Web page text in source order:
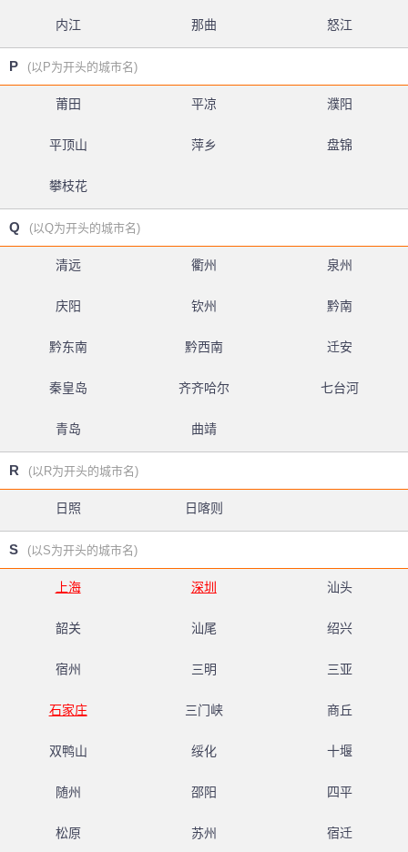
内江 那曲 怒江
P (以P为开头的城市名)
莆田 平凉 濮阳
平顶山 萍乡 盘锦
攀枝花
Q (以Q为开头的城市名)
清远 衢州 泉州
庆阳 钦州 黔南
黔东南 黔西南 迁安
秦皇岛 齐齐哈尔 七台河
青岛 曲靖
R (以R为开头的城市名)
日照 日喀则
S (以S为开头的城市名)
上海 深圳 汕头
韶关 汕尾 绍兴
宿州 三明 三亚
石家庄 三门峡 商丘
双鸭山 绥化 十堰
随州 邵阳 四平
松原 苏州 宿迁